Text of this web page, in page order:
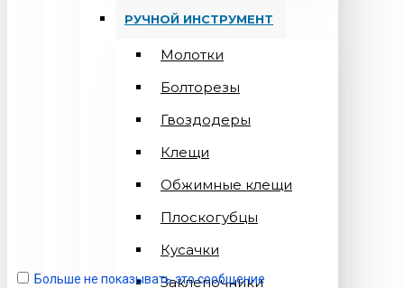
РУЧНОЙ ИНСТРУМЕНТ
Молотки
Болторезы
Гвоздодеры
Клещи
Обжимные клещи
Плоскогубцы
Кусачки
Заклепочники
Больше не показывать это сообщение